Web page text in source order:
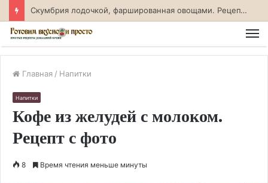
Скумбрия лодочкой, фаршированная овощами. Рецепт с фото
Главная / Напитки
Напитки
Кофе из желудей с молоком.
Рецепт с фото
8 Время чтения меньше минуты